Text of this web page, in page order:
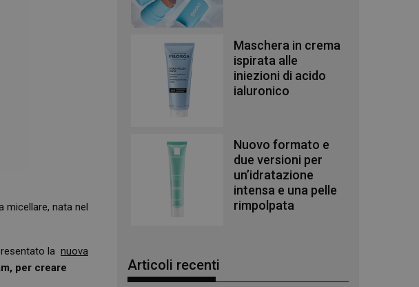
micellare, nata nel
la nuova
per creare
Maschera in crema
ispirata alle
iniezioni di acido
ialuronico
Nuovo formato e
due versioni per
un’idratazione
intensa e una pelle
rimpolpata
Articoli recenti